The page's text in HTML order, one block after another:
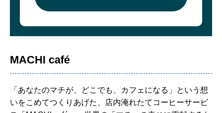
MACHI café
「あなたのマチが、どこでも、カフェになる」という想
いをこめてつくりあげた、店内淹れたてコーヒーサービ